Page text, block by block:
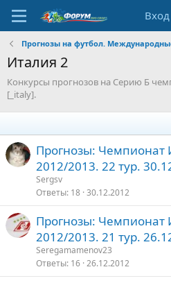
Вход
Прогнозы на футбол.
Италия 2
Конкурсы прогнозов на Серию Б
[_italy].
Прогнозы: Чемпионат
2012/2013. 22 тур.
Sergsv
Ответы 18 30.12.2012
Прогнозы: Чемпионат
2012/2013. 21 тур.
Seregamamenov23
Ответы 16 26.12.2012